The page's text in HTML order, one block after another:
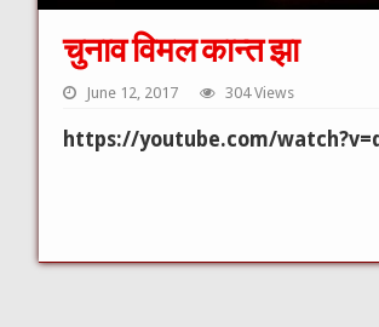
चुनाव विमल कान्त झा
June 12, 2017 304 Views
https://youtube.com/